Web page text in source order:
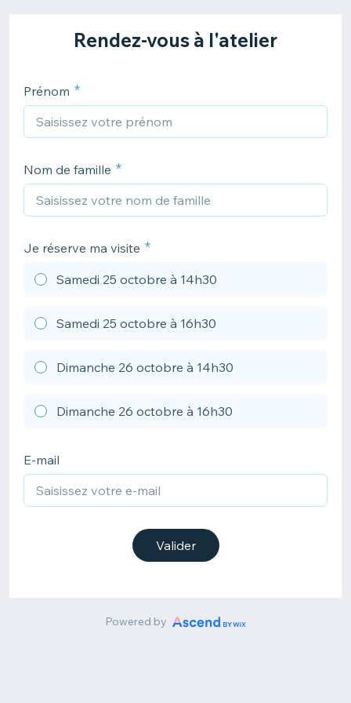
Rendez-vous à l'atelier
Prénom
Nom de famille
Je réserve ma visite
Samedi 25 octobre à 14h30
Samedi 25 octobre à 16h30
Dimanche 26 octobre à 14h30
Dimanche 26 octobre à 16h30
E-mail
Valider
Powered by